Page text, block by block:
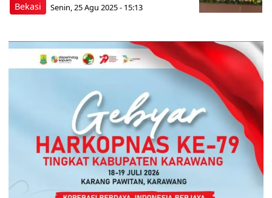
Bekasi Senin, 25 Agu 2025 - 15:13